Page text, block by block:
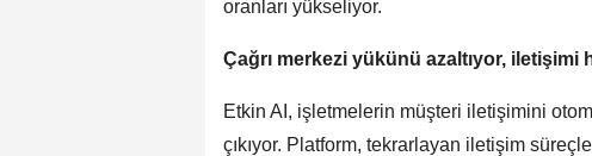
oranları yükseliyor.
Çağrı merkezi yükünü azaltıyor, iletişimi
Etkin AI, işletmelerin müşteri iletişimini
çıkıyor. Platform, tekrarlayan iletişim